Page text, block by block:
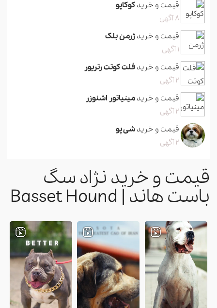
قیمت و خریدکوکاپو
8 آگهی
قیمت و خریدژرمن بلک
1 آگهی
قیمت و خریدفلت کوتت رتریور
2 آگهی
قیمت و خریدمینیاتور اشنوزر
2 آگهی
قیمت و خریدشی پو
2 آگهی
قیمت و خرید نژاد سگ
باست هاند | Basset Hound